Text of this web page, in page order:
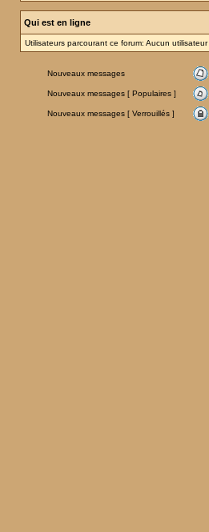
Qui est en ligne
Utilisateurs parcourant ce forum: Aucun
Nouveaux messages
Nouveaux messages [ Populaires ]
Nouveaux messages [ Verrouillés ]